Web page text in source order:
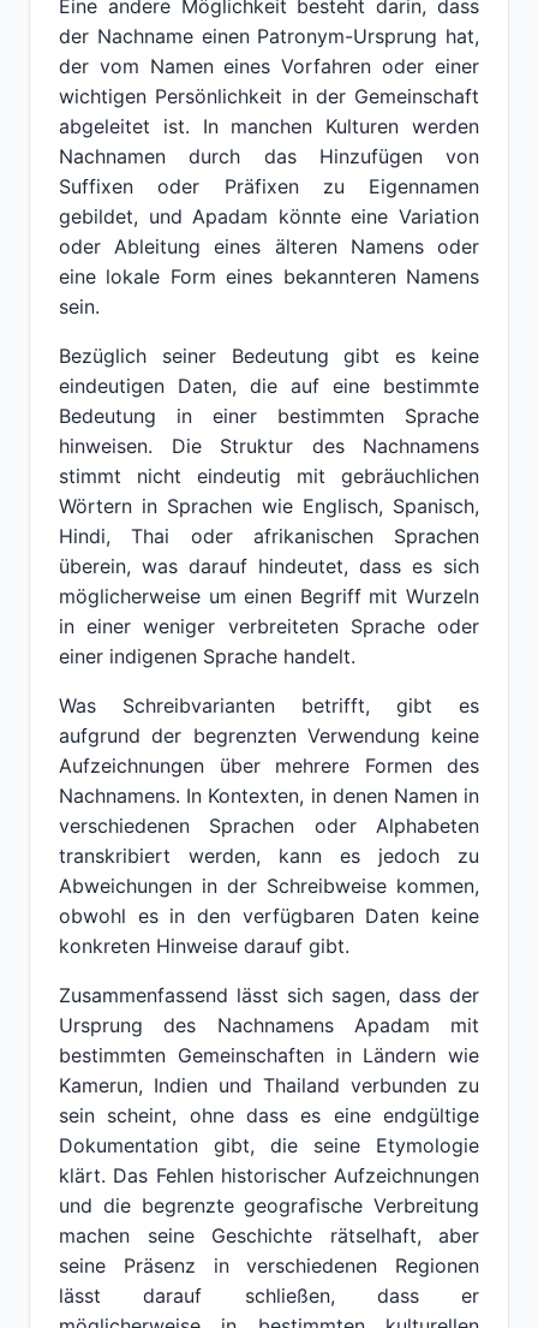
Eine andere Möglichkeit besteht darin, dass
der Nachname einen Patronym-Ursprung hat,
der vom Namen eines Vorfahren oder einer
wichtigen Persönlichkeit in der Gemeinschaft
abgeleitet ist. In manchen Kulturen werden
Nachnamen durch das Hinzufügen von
Suffixen oder Präfixen zu Eigennamen
gebildet, und Apadam könnte eine Variation
oder Ableitung eines älteren Namens oder
eine lokale Form eines bekannteren Namens
sein.
Bezüglich seiner Bedeutung gibt es keine
eindeutigen Daten, die auf eine bestimmte
Bedeutung in einer bestimmten Sprache
hinweisen. Die Struktur des Nachnamens
stimmt nicht eindeutig mit gebräuchlichen
Wörtern in Sprachen wie Englisch, Spanisch,
Hindi, Thai oder afrikanischen Sprachen
überein, was darauf hindeutet, dass es sich
möglicherweise um einen Begriff mit Wurzeln
in einer weniger verbreiteten Sprache oder
einer indigenen Sprache handelt.
Was Schreibvarianten betrifft, gibt es
aufgrund der begrenzten Verwendung keine
Aufzeichnungen über mehrere Formen des
Nachnamens. In Kontexten, in denen Namen in
verschiedenen Sprachen oder Alphabeten
transkribiert werden, kann es jedoch zu
Abweichungen in der Schreibweise kommen,
obwohl es in den verfügbaren Daten keine
konkreten Hinweise darauf gibt.
Zusammenfassend lässt sich sagen, dass der
Ursprung des Nachnamens Apadam mit
bestimmten Gemeinschaften in Ländern wie
Kamerun, Indien und Thailand verbunden zu
sein scheint, ohne dass es eine endgültige
Dokumentation gibt, die seine Etymologie
klärt. Das Fehlen historischer Aufzeichnungen
und die begrenzte geografische Verbreitung
machen seine Geschichte rätselhaft, aber
seine Präsenz in verschiedenen Regionen
lässt darauf schließen, dass er